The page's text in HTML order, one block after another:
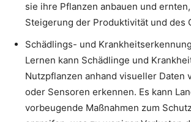
sie ihre Pflanzen anbauen und
Steigerung der Produktivität und des
Schädlings- und
Lernen kann Schädlinge und
Nutzpflanzen anhand visueller Daten
oder Sensoren erkennen. Es kann
vorbeugende Maßnahmen zum